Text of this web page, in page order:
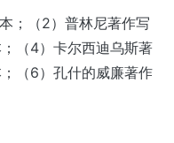
；（2）普林尼著作写
（4）卡尔西迪乌斯著
（6）孔什的威廉著作